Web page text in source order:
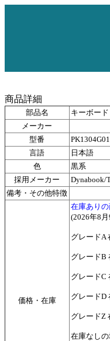
商品詳細
部品名
キーボード
メーカー
型番
言語
日本語
色
黒系
採用メーカー
Dynabook/
備考・その他特徴
価格・在庫
在庫ありの
(2026年8
グレードA
グレードB
グレードC
グレードD
グレードZ
在庫なし